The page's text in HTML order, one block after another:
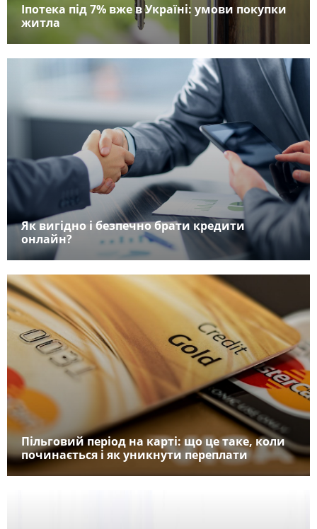
Іпотека під 7% вже в Україні: умови покупки
житла
Як вигідно і безпечно брати кредити
онлайн?
Пільговий період на карті: що це таке, коли
починається і як уникнути переплати